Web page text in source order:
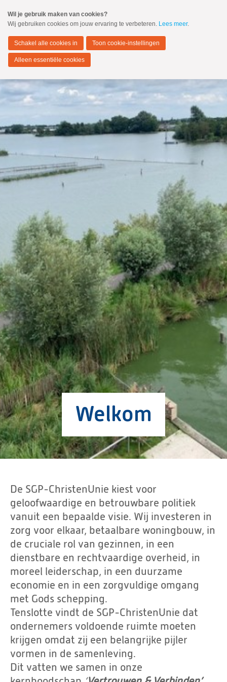
naar
Spring
de
inhoud
Spring
naar
hoofdmenu
Nieuwkoop
MENU
Zoeken:
Zoeken
Welkom
De SGP-ChristenUnie kiest voor
geloofwaardige en betrouwbare politiek
vanuit een bepaalde visie. Wij investeren in
zorg voor elkaar, betaalbare woningbouw, in
de cruciale rol van gezinnen, in een
dienstbare en rechtvaardige overheid, in
moreel leiderschap, in een duurzame
economie en in een zorgvuldige omgang
met Gods schepping.
Tenslotte vindt de SGP-ChristenUnie dat
ondernemers voldoende ruimte moeten
krijgen omdat zij een belangrijke pijler
vormen in de samenleving.
Dit vatten we samen in onze
Wil je gebruik maken van cookies?
Wij gebruiken cookies om jouw ervaring te verbeteren. Lees meer.
Schakel alle cookies in Toon cookie-instellingen
Alleen essentiële cookies